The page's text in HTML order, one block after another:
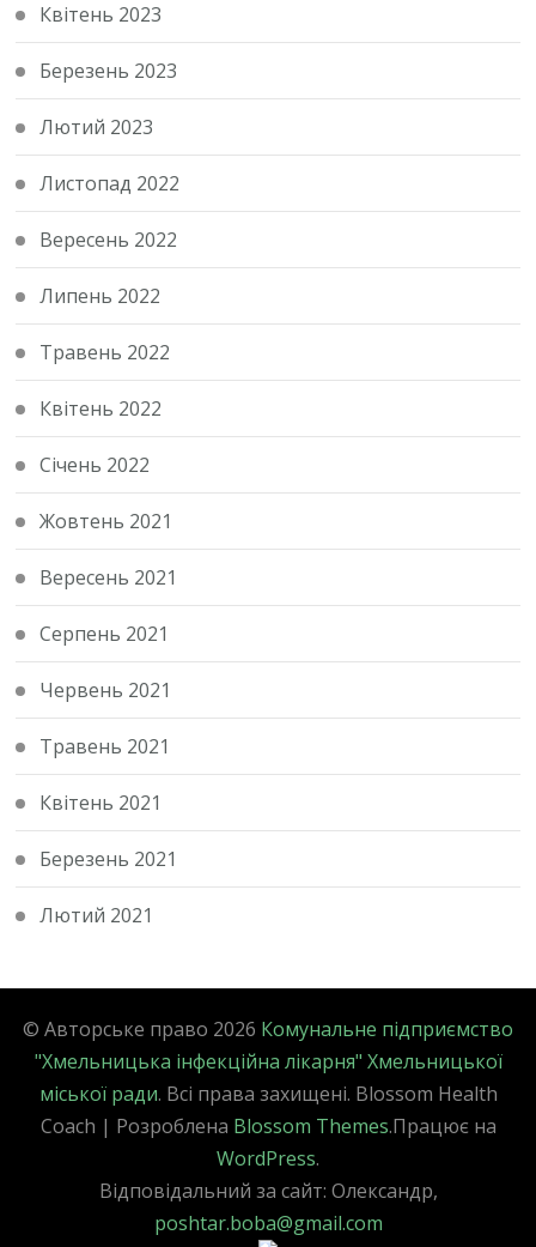
Квітень 2023
Березень 2023
Лютий 2023
Листопад 2022
Вересень 2022
Липень 2022
Травень 2022
Квітень 2022
Січень 2022
Жовтень 2021
Вересень 2021
Серпень 2021
Червень 2021
Травень 2021
Квітень 2021
Березень 2021
Лютий 2021
© Авторське право 2026 Комунальне підприємство
"Хмельницька інфекційна лікарня" Хмельницької
міської ради. Всі права захищені. Blossom Health
Coach | Розроблена Blossom Themes.Працює на
WordPress.
Відповідальний за сайт: Олександр,
poshtar.boba@gmail.com